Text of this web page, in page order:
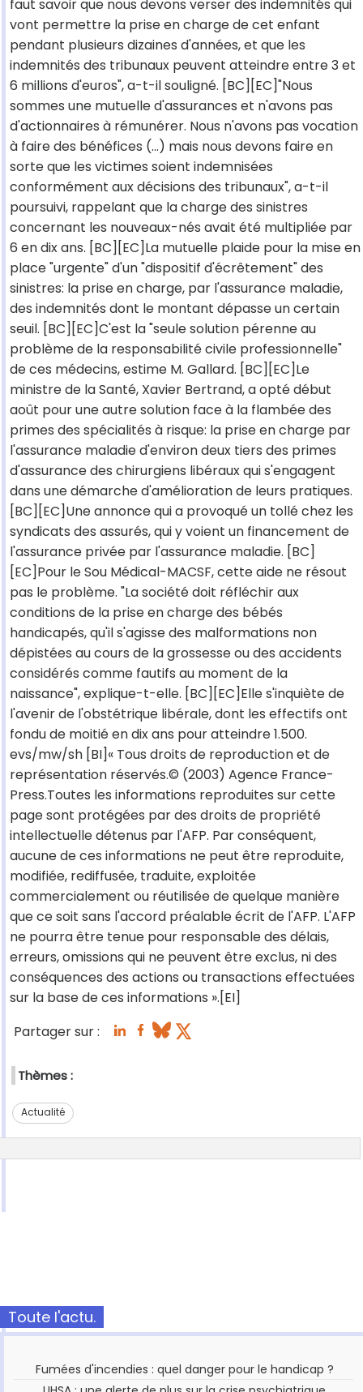
faut savoir que nous devons verser des indemnités qui
vont permettre la prise en charge de cet enfant
pendant plusieurs dizaines d'années, et que les
indemnités des tribunaux peuvent atteindre entre 3 et
6 millions d'euros", a-t-il souligné. [BC][EC]"Nous
sommes une mutuelle d'assurances et n'avons pas
d'actionnaires à rémunérer. Nous n'avons pas vocation
à faire des bénéfices (...) mais nous devons faire en
sorte que les victimes soient indemnisées
conformément aux décisions des tribunaux", a-t-il
poursuivi, rappelant que la charge des sinistres
concernant les nouveaux-nés avait été multipliée par
6 en dix ans. [BC][EC]La mutuelle plaide pour la mise en
place "urgente" d'un "dispositif d'écrêtement" des
sinistres: la prise en charge, par l'assurance maladie,
des indemnités dont le montant dépasse un certain
seuil. [BC][EC]C'est la "seule solution pérenne au
problème de la responsabilité civile professionnelle"
de ces médecins, estime M. Gallard. [BC][EC]Le
ministre de la Santé, Xavier Bertrand, a opté début
août pour une autre solution face à la flambée des
primes des spécialités à risque: la prise en charge par
l'assurance maladie d'environ deux tiers des primes
d'assurance des chirurgiens libéraux qui s'engagent
dans une démarche d'amélioration de leurs pratiques.
[BC][EC]Une annonce qui a provoqué un tollé chez les
syndicats des assurés, qui y voient un financement de
l'assurance privée par l'assurance maladie. [BC]
[EC]Pour le Sou Médical-MACSF, cette aide ne résout
pas le problème. "La société doit réfléchir aux
conditions de la prise en charge des bébés
handicapés, qu'il s'agisse des malformations non
dépistées au cours de la grossesse ou des accidents
considérés comme fautifs au moment de la
naissance", explique-t-elle. [BC][EC]Elle s'inquiète de
l'avenir de l'obstétrique libérale, dont les effectifs ont
fondu de moitié en dix ans pour atteindre 1.500.
evs/mw/sh [BI]« Tous droits de reproduction et de
représentation réservés.© (2003) Agence France-
Press.Toutes les informations reproduites sur cette
page sont protégées par des droits de propriété
intellectuelle détenus par l'AFP. Par conséquent,
aucune de ces informations ne peut être reproduite,
modifiée, rediffusée, traduite, exploitée
commercialement ou réutilisée de quelque manière
que ce soit sans l'accord préalable écrit de l'AFP. L'AFP
ne pourra être tenue pour responsable des délais,
erreurs, omissions qui ne peuvent être exclus, ni des
conséquences des actions ou transactions effectuées
sur la base de ces informations ».[EI]
Partager sur :
Thèmes :
Actualité
Toute l'actu.
Fumées d'incendies : quel danger pour le handicap ?